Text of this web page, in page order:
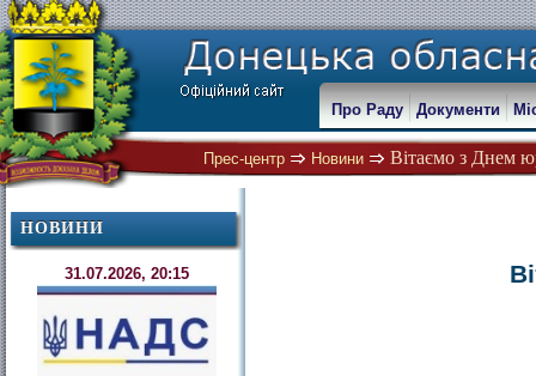
Прес-центр Новини Вітаємо з Днем
Про Раду Документи
НОВИНИ
31.07.2026, 20:15